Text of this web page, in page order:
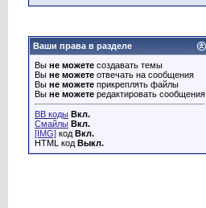
Ваши права в разделе
Вы не можете создавать темы
Вы не можете отвечать на сообщения
Вы не можете прикреплять файлы
Вы не можете редактировать сообщения
BB коды Вкл.
Смайлы Вкл.
[IMG] код Вкл.
HTML код Выкл.